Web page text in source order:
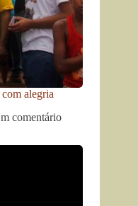
alegria
comentário